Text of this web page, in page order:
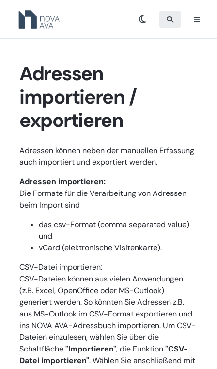
Adressen
importieren /
exportieren
Adressen können neben der manuellen Erfassung
auch importiert und exportiert werden.
Adressen importieren:
Die Formate für die Verarbeitung von Adressen
beim Import sind
das csv-Format (comma separated value)
und
vCard (elektronische Visitenkarte).
CSV-Datei importieren:
CSV-Dateien können aus vielen Anwendungen
(z.B. Excel, OpenOffice oder MS-Outlook)
generiert werden. So könnten Sie Adressen z.B.
aus MS-Outlook im CSV-Format exportieren und
ins NOVA AVA-Adressbuch importieren. Um CSV-
Dateien einzulesen, wählen Sie über die
Schaltfläche"Importieren", die Funktion"CSV-
Datei importieren". Wählen Sie anschließend mit